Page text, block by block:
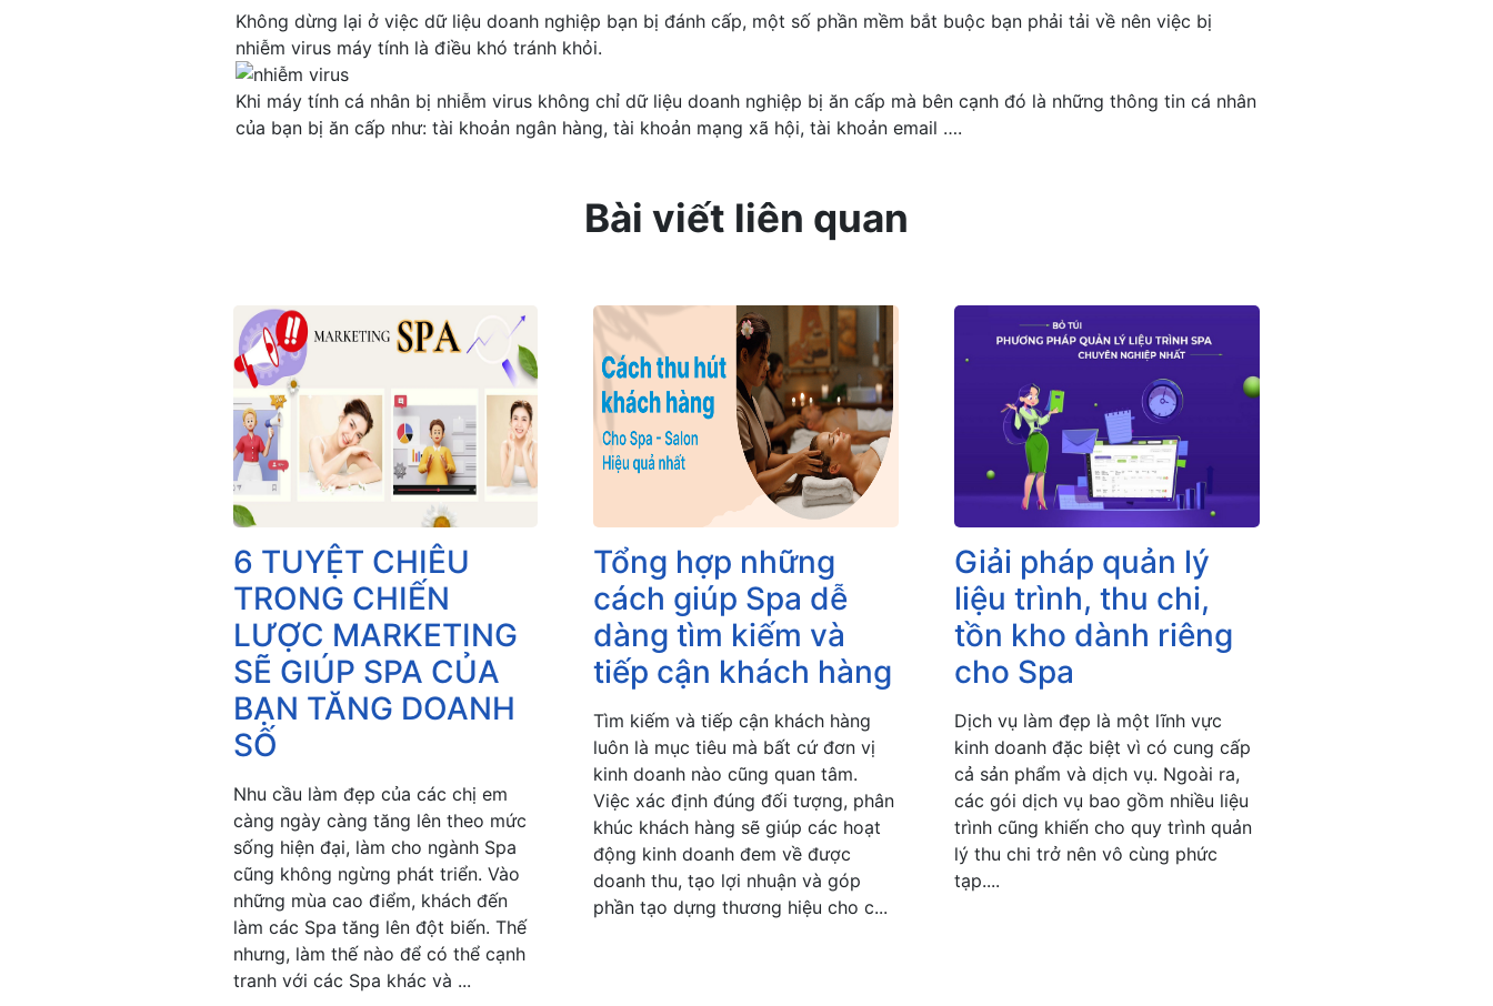
Không dừng lại ở việc dữ liệu doanh nghiệp bạn bị đánh cấp, một số phần mềm bắt buộc bạn phải tải về nên việc bị
nhiễm virus máy tính là điều khó tránh khỏi.
Khi máy tính cá nhân bị nhiễm virus không chỉ dữ liệu doanh nghiệp bị ăn cấp mà bên cạnh đó là những thông tin cá nhân
của bạn bị ăn cấp như: tài khoản ngân hàng, tài khoản mạng xã hội, tài khoản email ….
Bài viết liên quan
6 TUYỆT CHIÊU
TRONG CHIẾN
LƯỢC MARKETING
SẼ GIÚP SPA CỦA
BẠN TĂNG DOANH
SỐ
Nhu cầu làm đẹp của các chị em
càng ngày càng tăng lên theo mức
sống hiện đại, làm cho ngành Spa
cũng không ngừng phát triển. Vào
những mùa cao điểm, khách đến
làm các Spa tăng lên đột biến. Thế
nhưng, làm thế nào để có thể cạnh
tranh với các Spa khác và ...
Tổng hợp những
cách giúp Spa dễ
dàng tìm kiếm và
tiếp cận khách hàng
Tìm kiếm và tiếp cận khách hàng
luôn là mục tiêu mà bất cứ đơn vị
kinh doanh nào cũng quan tâm.
Việc xác định đúng đối tượng, phân
khúc khách hàng sẽ giúp các hoạt
động kinh doanh đem về được
doanh thu, tạo lợi nhuận và góp
phần tạo dựng thương hiệu cho c...
Giải pháp quản lý
liệu trình, thu chi,
tồn kho dành riêng
cho Spa
Dịch vụ làm đẹp là một lĩnh vực
kinh doanh đặc biệt vì có cung cấp
cả sản phẩm và dịch vụ. Ngoài ra,
các gói dịch vụ bao gồm nhiều liệu
trình cũng khiến cho quy trình quản
lý thu chi trở nên vô cùng phức
tạp....